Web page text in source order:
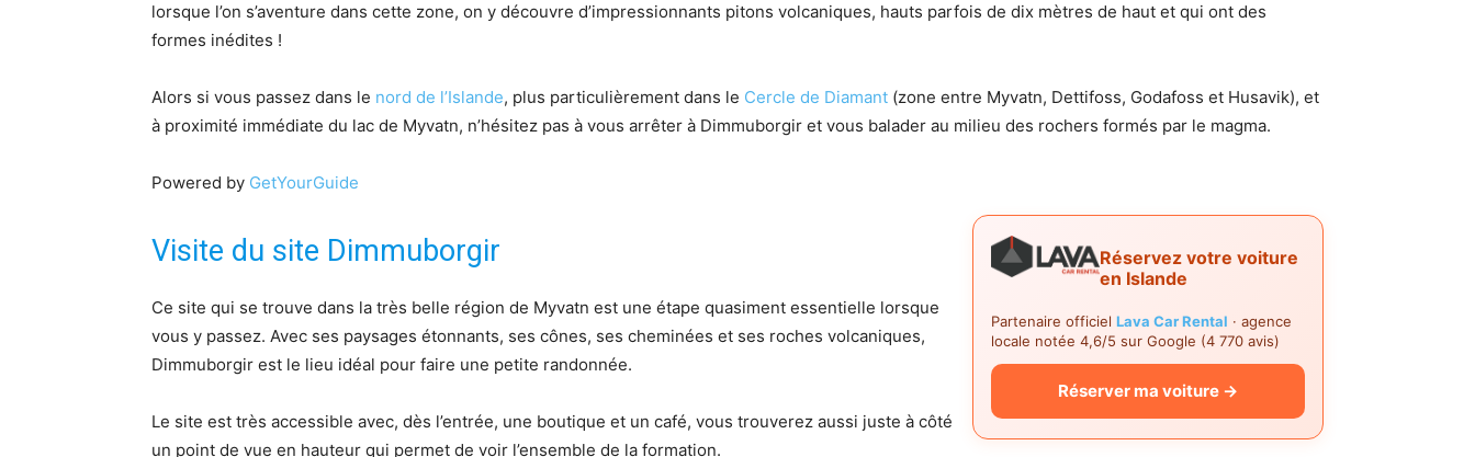
lorsque l’on s’aventure dans cette zone, on y découvre d’impressionnants pitons volcaniques, hauts parfois de dix mètres de haut et qui ont des
formes inédites !
Alors si vous passez dans le nord de l’Islande, plus particulièrement dans le Cercle de Diamant (zone entre Myvatn, Dettifoss, Godafoss et Husavik), et
à proximité immédiate du lac de Myvatn, n’hésitez pas à vous arrêter à Dimmuborgir et vous balader au milieu des rochers formés par le magma.
Powered by GetYourGuide
Visite du site Dimmuborgir
Ce site qui se trouve dans la très belle région de Myvatn est une étape quasiment essentielle lorsque
vous y passez. Avec ses paysages étonnants, ses cônes, ses cheminées et ses roches volcaniques,
Dimmuborgir est le lieu idéal pour faire une petite randonnée.
Le site est très accessible avec, dès l’entrée, une boutique et un café, vous trouverez aussi juste à côté
un point de vue en hauteur qui permet de voir l’ensemble de la formation.
Réservez votre voiture
en Islande
Partenaire officiel Lava Car Rental · agence
locale notée 4,6/5 sur Google (4 770 avis)
Réserver ma voiture →